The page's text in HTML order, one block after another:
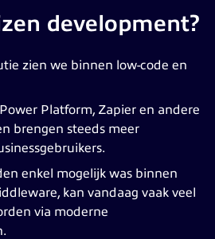
development?
zien we binnen low-code en
Platform, Zapier en andere
brengen steeds meer
enkel mogelijk was binnen
kan vandaag vaak veel
via moderne